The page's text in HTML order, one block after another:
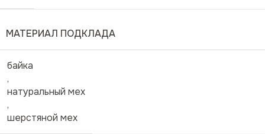
МАТЕРИАЛ ПОДКЛАДА
байка
,
натуральный мех
,
шерстяной мех